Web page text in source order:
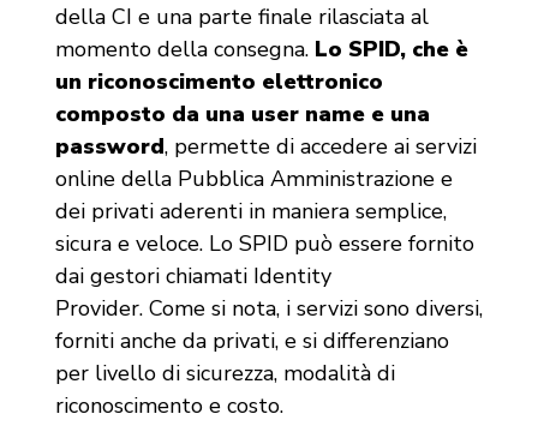
della CI e una parte finale rilasciata al
momento della consegna. Lo SPID, che è
un riconoscimento elettronico
composto da una user name e una
password, permette di accedere ai servizi
online della Pubblica Amministrazione e
dei privati aderenti in maniera semplice,
sicura e veloce. Lo SPID può essere fornito
dai gestori chiamati Identity
Provider. Come si nota, i servizi sono diversi,
forniti anche da privati, e si differenziano
per livello di sicurezza, modalità di
riconoscimento e costo.